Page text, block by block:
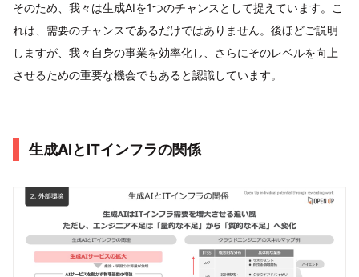
そのため、我々は生成AIを1つのチャンスとして捉えています。こ
れは、需要のチャンスであるだけではありません。後ほどご説明
しますが、我々自身の事業を効率化し、さらにそのレベルを向上
させるための重要な機会でもあると認識しています。
生成AIとITインフラの関係